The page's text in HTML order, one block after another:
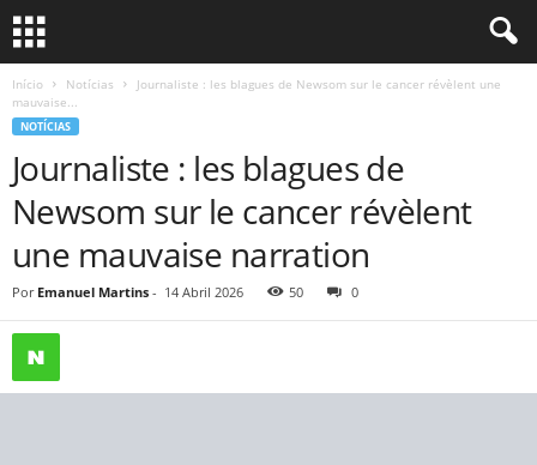
Início Notícias
Journaliste : les blagues de Newsom sur le cancer révèlent une
mauvaise...
NOTÍCIAS
Journaliste : les blagues de
Newsom sur le cancer révèlent
une mauvaise narration
Por Emanuel Martins - 14 Abril 2026 50 0